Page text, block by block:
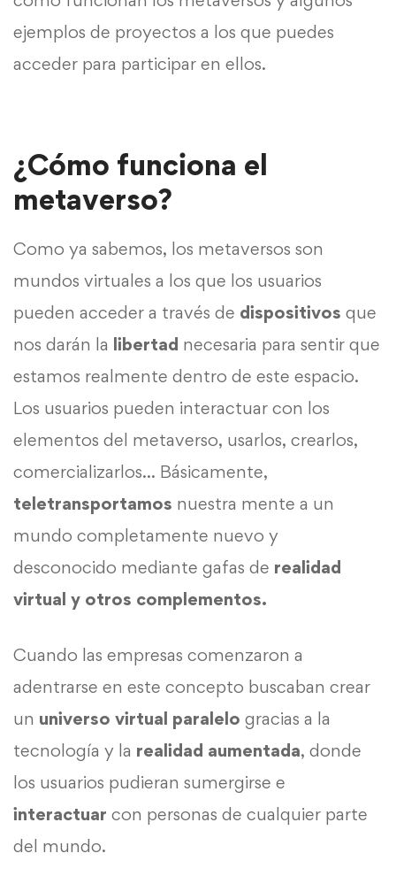
ejemplos de proyectos a los que puedes
acceder para participar en ellos.
¿Cómo funciona el
metaverso?
Como ya sabemos, los metaversos son
mundos virtuales a los que los usuarios
pueden acceder a través de dispositivos que
nos darán la libertad necesaria para sentir que
estamos realmente dentro de este espacio.
Los usuarios pueden interactuar con los
elementos del metaverso, usarlos, crearlos,
comercializarlos… Básicamente,
teletransportamos nuestra mente a un
mundo completamente nuevo y
desconocido mediante gafas de realidad
virtual y otros complementos.
Cuando las empresas comenzaron a
adentrarse en este concepto buscaban crear
un universo virtual paralelo gracias a la
tecnología y la realidad aumentada, donde
los usuarios pudieran sumergirse e
interactuar con personas de cualquier parte
del mundo.